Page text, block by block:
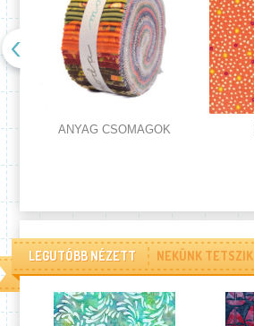
ANYAG CSOMAGOK
LEGUTÓBB NÉZETT NEKÜNK TETSZIK